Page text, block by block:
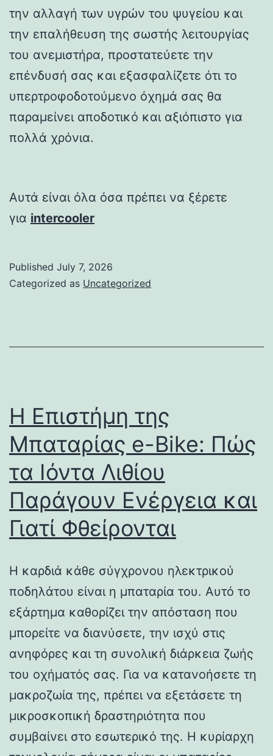
την αλλαγή των υγρών του ψυγείου και
την επαλήθευση της σωστής λειτουργίας
του ανεμιστήρα, προστατεύετε την
επένδυσή σας και εξασφαλίζετε ότι το
υπερτροφοδοτούμενο όχημά σας θα
παραμείνει αποδοτικό και αξιόπιστο για
πολλά χρόνια.
Αυτά είναι όλα όσα πρέπει να ξέρετε
για intercooler
Published July 7, 2026
Categorized as Uncategorized
Η Επιστήμη της
Μπαταρίας e-Bike: Πώς
τα Ιόντα Λιθίου
Παράγουν Ενέργεια και
Γιατί Φθείρονται
Η καρδιά κάθε σύγχρονου ηλεκτρικού
ποδηλάτου είναι η μπαταρία του. Αυτό το
εξάρτημα καθορίζει την απόσταση που
μπορείτε να διανύσετε, την ισχύ στις
ανηφόρες και τη συνολική διάρκεια ζωής
του οχήματός σας. Για να κατανοήσετε τη
μακροζωία της, πρέπει να εξετάσετε τη
μικροσκοπική δραστηριότητα που
συμβαίνει στο εσωτερικό της. Η κυρίαρχη